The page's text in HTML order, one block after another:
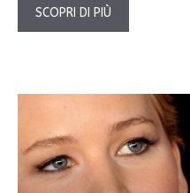
SCOPRI DI PIÙ